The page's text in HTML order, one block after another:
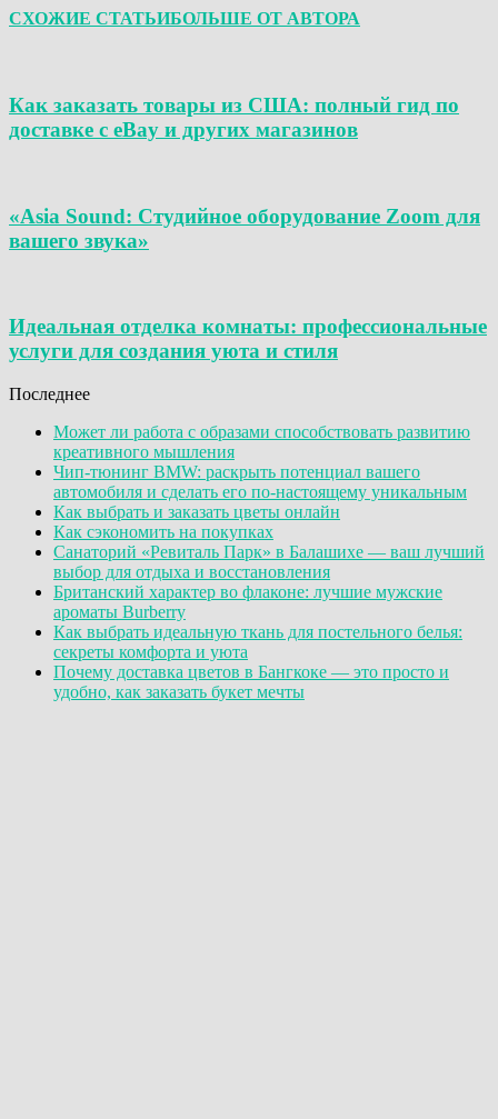
СХОЖИЕ СТАТЬИБОЛЬШЕ ОТ АВТОРА
Как заказать товары из США: полный гид по
доставке с eBay и других магазинов
«Asia Sound: Студийное оборудование Zoom для
вашего звука»
Идеальная отделка комнаты: профессиональные
услуги для создания уюта и стиля
Последнее
Может ли работа с образами способствовать развитию
креативного мышления
Чип-тюнинг BMW: раскрыть потенциал вашего
автомобиля и сделать его по-настоящему уникальным
Как выбрать и заказать цветы онлайн
Как сэкономить на покупках
Санаторий «Ревиталь Парк» в Балашихе — ваш лучший
выбор для отдыха и восстановления
Британский характер во флаконе: лучшие мужские
ароматы Burberry
Как выбрать идеальную ткань для постельного белья:
секреты комфорта и уюта
Почему доставка цветов в Бангкоке — это просто и
удобно, как заказать букет мечты